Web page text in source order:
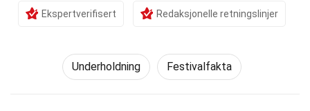
Ekspertverifisert Redaksjonelle retningslinjer
Underholdning Festivalfakta